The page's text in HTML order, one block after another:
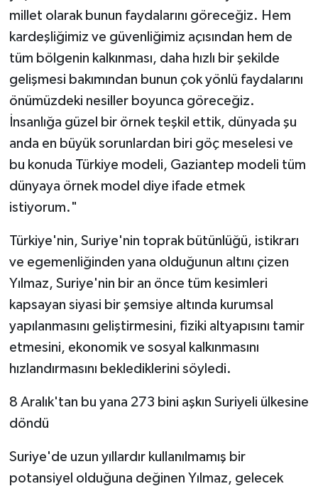
millet olarak bunun faydalarını göreceğiz. Hem
kardeşliğimiz ve güvenliğimiz açısından hem de
tüm bölgenin kalkınması, daha hızlı bir şekilde
gelişmesi bakımından bunun çok yönlü faydalarını
önümüzdeki nesiller boyunca göreceğiz.
İnsanlığa güzel bir örnek teşkil ettik, dünyada şu
anda en büyük sorunlardan biri göç meselesi ve
bu konuda Türkiye modeli, Gaziantep modeli tüm
dünyaya örnek model diye ifade etmek
istiyorum."
Türkiye'nin, Suriye'nin toprak bütünlüğü, istikrarı
ve egemenliğinden yana olduğunun altını çizen
Yılmaz, Suriye'nin bir an önce tüm kesimleri
kapsayan siyasi bir şemsiye altında kurumsal
yapılanmasını geliştirmesini, fiziki altyapısını tamir
etmesini, ekonomik ve sosyal kalkınmasını
hızlandırmasını beklediklerini söyledi.
8 Aralık'tan bu yana 273 bini aşkın Suriyeli ülkesine
döndü
Suriye'de uzun yıllardır kullanılmamış bir
potansiyel olduğuna değinen Yılmaz, gelecek